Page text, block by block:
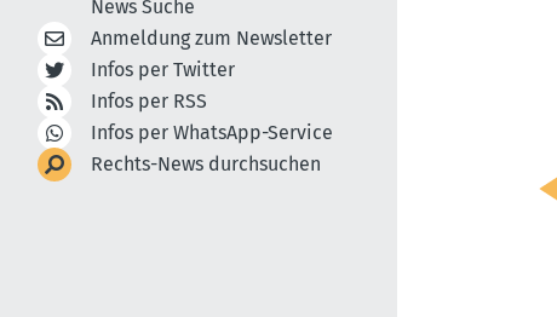
News Suche
Anmeldung zum Newsletter
Infos per Twitter
Infos per RSS
Infos per WhatsApp-Service
Rechts-News durchsuchen